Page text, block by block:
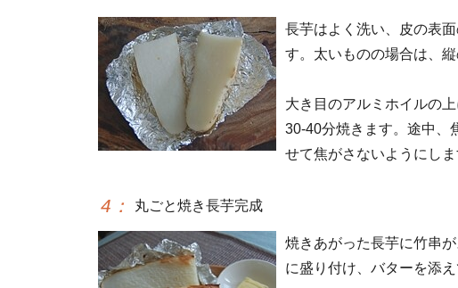
長芋はよく洗い、皮の表
す。太いものの場合は、
大き目のアルミホイルの
30-40分焼きます。途中、
せて焦がさないようにしま
4 ： 丸ごと焼き長芋完成
焼きあがった長芋に竹串
に盛り付け、バターを添え